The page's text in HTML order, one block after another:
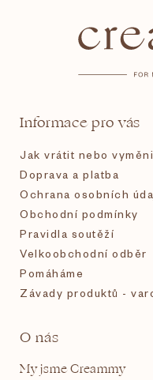
Informace pro vás
Jak vrátit nebo
Doprava a platba
Ochrana osobních
Obchodní podmínky
Pravidla soutěží
Velkoobchodní odběr
Pomáháme
Závady produktů -
O nás
My jsme Creammy